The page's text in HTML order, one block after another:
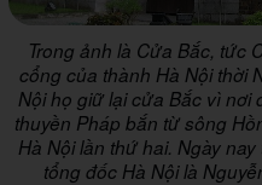
Trong ảnh là Cửa Bắc, tức
cổng của thành Hà Nội thời
Nội họ giữ lại cửa Bắc vì nơi
thuyền Pháp bắn từ sông
Hà Nội lần thứ hai. Ngày
tổng đốc Hà Nội là